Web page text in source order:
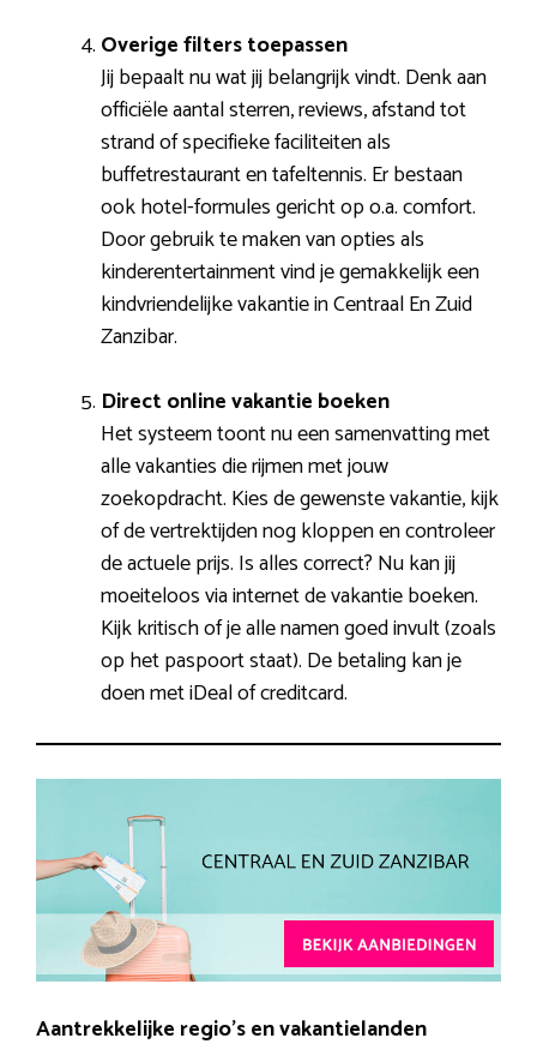
Overige filters toepassen
Jij bepaalt nu wat jij belangrijk vindt. Denk aan
officiële aantal sterren, reviews, afstand tot
strand of specifieke faciliteiten als
buffetrestaurant en tafeltennis. Er bestaan
ook hotel-formules gericht op o.a. comfort.
Door gebruik te maken van opties als
kinderentertainment vind je gemakkelijk een
kindvriendelijke vakantie in Centraal En Zuid
Zanzibar.
Direct online vakantie boeken
Het systeem toont nu een samenvatting met
alle vakanties die rijmen met jouw
zoekopdracht. Kies de gewenste vakantie, kijk
of de vertrektijden nog kloppen en controleer
de actuele prijs. Is alles correct? Nu kan jij
moeiteloos via internet de vakantie boeken.
Kijk kritisch of je alle namen goed invult (zoals
op het paspoort staat). De betaling kan je
doen met iDeal of creditcard.
Aantrekkelijke regio’s en vakantielanden